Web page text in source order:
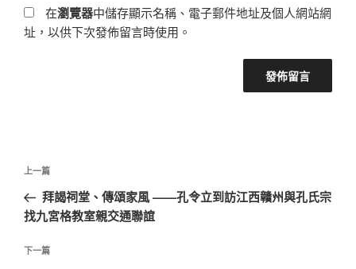
在瀏覽器中儲存顯示名稱、電子郵件地址及個人網站網
址，以供下次發佈留言時使用。
文
導
覽
上
一
篇
章
上一篇
拜謁祠堂、傳頌家風 ——孔令立到訪江西贛州與孔氏宗
找九宮格教室親交通聯誼
下
下一篇